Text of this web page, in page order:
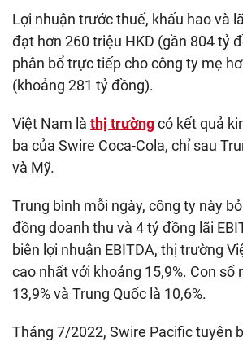
Lợi nhuận trước thuế, khấu hao và
đạt hơn 260 triệu HKD (gần 804 tỷ
phân bổ trực tiếp cho công ty mẹ
(khoảng 281 tỷ đồng).
Việt Nam là thị trườngcó kết quả
ba của Swire Coca-Cola, chỉ sau
và Mỹ.
Trung bình mỗi ngày, công ty này
đồng doanh thu và 4 tỷ đồng lãi
biên lợi nhuận EBITDA, thị trường
cao nhất với khoảng 15,9%. Con số
13,9% và Trung Quốc là 10,6%.
Tháng 7/2022, Swire Pacific tuyên